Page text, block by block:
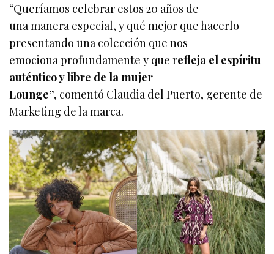
“Queríamos celebrar estos 20 años de
una manera especial, y qué mejor que hacerlo
presentando una colección que nos
emociona profundamente y que refleja el espíritu
auténtico y libre de la mujer
Lounge”, comentó Claudia del Puerto, gerente de
Marketing de la marca.